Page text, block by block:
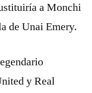
a Monchi
de Unai Emery.
y Real